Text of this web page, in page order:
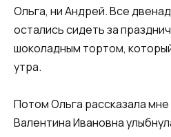
Ольга, ни Андрей. Все
остались сидеть за
шоколадным тортом,
утра.
Потом Ольга рассказала
Валентина Ивановна